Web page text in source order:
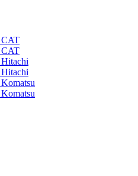
CAT
CAT